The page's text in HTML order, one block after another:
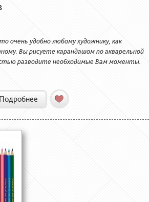
очень удобно любому художнику, как
Вы рисуете карандашом по акварельной
разводите необходимые Вам моменты.
Подробнее